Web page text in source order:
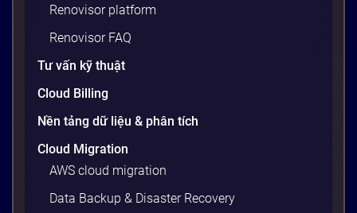
viện, cấu hình OS, biến môi trường – những thứ
tưởng chừng nhỏ nhưng phá […]
20 phút
Renovisor platform
Renovisor FAQ
Tư vấn kỹ thuật
Cloud Billing
Nền tảng dữ liệu & phân tích
Cloud Migration
AWS cloud migration
Data Backup & Disaster Recovery